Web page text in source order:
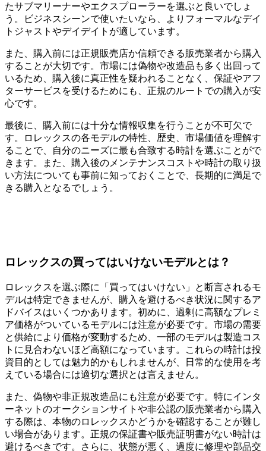
たサブマリーナーやエクスプローラーを選ぶと良いでしょ
う。ビジネスシーンで使いたいなら、よりフォーマルなデイ
トジャストやデイデイトが適しています。
また、購入前には正規販売店か信頼できる販売業者から購入
することが大切です。市場には偽物や改造品も多く出回って
いるため、購入後に真正性を疑われることなく、保証やアフ
ターサービスを受けるためにも、正規のルートでの購入が安
心です。
最後に、購入前には十分な情報収集を行うことが不可欠で
す。ロレックスの各モデルの特性、歴史、市場価値を理解す
ることで、自分のニーズに最も合致する時計を選ぶことがで
きます。また、購入後のメンテナンスコストや時計の取り扱
い方法についても事前に知っておくことで、長期的に満足で
きる購入となるでしょう。
ロレックスの買ってはいけないモデルとは？
ロレックスを選ぶ際に「買ってはいけない」と断言されるモ
デルは特定できませんが、購入を避けるべき状況に関するア
ドバイスはいくつかあります。初めに、過剰に高額なプレミ
ア価格がついているモデルには注意が必要です。市場の需要
と供給により価格が変動するため、一部のモデルは製造コス
トに見合わないほど高額になっています。これらの時計は投
資目的としては魅力的かもしれませんが、日常的な使用を考
えている場合には適切な選択とは言えません。
また、偽物や非正規改造品にも注意が必要です。特にインタ
ーネットのオークションサイトや非公認の販売業者から購入
する際は、本物のロレックスかどうかを確認することが難し
い場合があります。正規の保証書や販売証明書がない時計は
避けるべきです。さらに、状態が悪く、過度に修理や部品交